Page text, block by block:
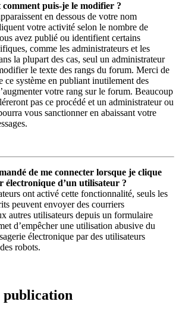
comment puis-je le modifier ?
en dessous de votre nom
votre activité selon le nombre de
avez publié ou identifient certains
comme les administrateurs et les
la plupart des cas, seul un administrateur
le texte des rangs du forum. Merci de
ce système en publiant inutilement des
votre rang sur le forum. Beaucoup
pas ce procédé et un administrateur ou
vous sanctionner en abaissant votre
de me connecter lorsque je clique
électronique d’un utilisateur ?
ont activé cette fonctionnalité, seuls les
peuvent envoyer des courriers
autres utilisateurs depuis un formulaire
d’empêcher une utilisation abusive du
électronique par des utilisateurs
robots.
publication